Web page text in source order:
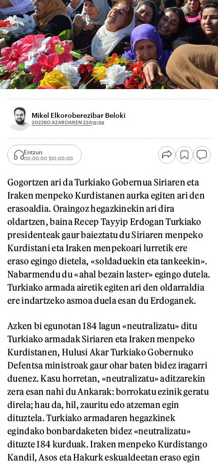
Mikel Elkoroberezibar Beloki
2022KO AZAROAREN 22A12:58
Entzun
00:00:00 00:00:00
Gogortzen ari da Turkiako Gobernua Siriaren eta
Iraken menpeko Kurdistanen aurka egiten ari den
erasoaldia. Oraingoz hegazkinekin ari dira
oldartzen, baina Recep Tayyip Erdogan Turkiako
presidenteak gaur baieztatu du Siriaren menpeko
Kurdistani eta Iraken menpekoari lurretik ere
eraso egingo dietela, «soldaduekin eta tankeekin».
Nabarmendu du «ahal bezain laster» egingo dutela.
Turkiako armada airetik egiten ari den oldarraldia
ere indartzeko asmoa duela esan du Erdoganek.
Azken bi egunotan 184 lagun «neutralizatu» ditu
Turkiako armadak Siriaren eta Iraken menpeko
Kurdistanen, Hulusi Akar Turkiako Gobernuko
Defentsa ministroak gaur ohar baten bidez iragarri
duenez. Kasu horretan, «neutralizatu» aditzarekin
zera esan nahi du Ankarak: borrokatu ezinik geratu
direla; hau da, hil, zauritu edo atzeman egin
dituztela. Turkiako armadaren hegazkinek
egindako bonbardaketen bidez «neutralizatu»
dituzte 184 kurduak. Iraken menpeko Kurdistango
Kandil, Asos eta Hakurk eskualdeetan eraso egin